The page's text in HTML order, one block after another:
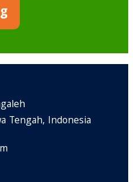
Tengah, Indonesia